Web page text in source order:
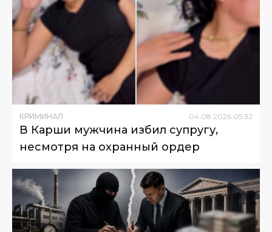
КРИМИНАЛ 04 08 2026 05:32
В Карши мужчина избил супругу,
несмотря на охранный ордер